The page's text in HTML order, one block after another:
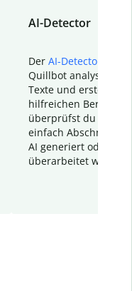
AI-Detector
Der AI-Detector
Quillbot analysiert
Texte und erstellt
hilfreichen Bericht.
überprüfst du
einfach Abschnitte,
AI generiert oder
überarbeitet wurden.